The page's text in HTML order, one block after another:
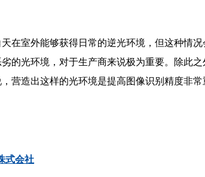
在室外能够获得日常的逆光环境，但这种情
的光环境，对于生产商来说极为重要。除此
营造出这样的光环境是提高图像识别精度非
式会社